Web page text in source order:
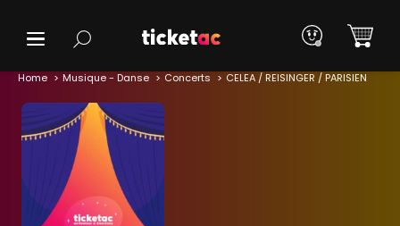
Home Musique - Danse Concerts CELEA / REISINGER / PARISIEN